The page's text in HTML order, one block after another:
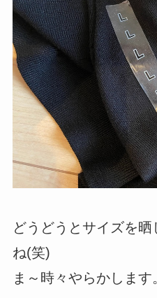
どうどうとサイズを
ね(笑)
ま～時々やらかします